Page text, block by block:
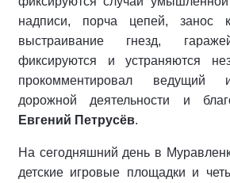
надписи, порча цепей, занос
выстраивание гнезд,
фиксируются и устраняются
прокомментировал ведущий
дорожной деятельности и
Евгений Петрусёв.
На сегодняшний день в
детские игровые площадки и